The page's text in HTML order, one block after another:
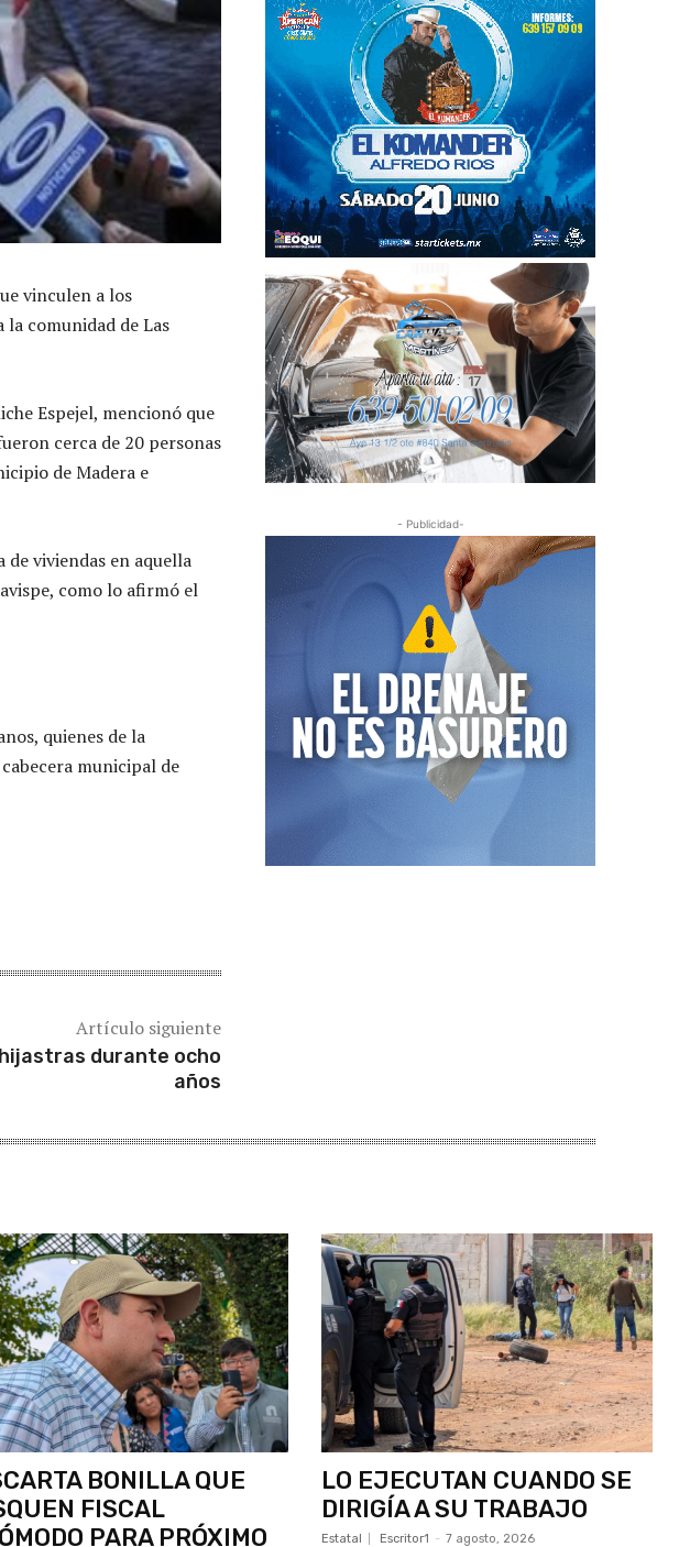
vinculen a los
la comunidad de Las
Espejel, mencionó que
cerca de 20 personas
de Madera e
de viviendas en aquella
como lo afirmó el
quienes de la
municipal de
Artículo siguiente
durante ocho
años
- Publicidad-
BONILLA QUE
FISCAL
PARA PRÓXIMO
LO EJECUTAN CUANDO SE
DIRIGÍA A SU TRABAJO
Estatal Escritor1 - 7 agosto, 2026